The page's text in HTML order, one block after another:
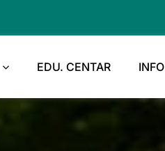
EDU. CENTAR INFO